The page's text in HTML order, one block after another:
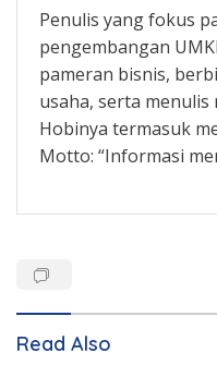
Penulis yang fokus
pengembangan
pameran bisnis,
usaha, serta
Hobinya termasuk
Motto: “Informasi
Read Also